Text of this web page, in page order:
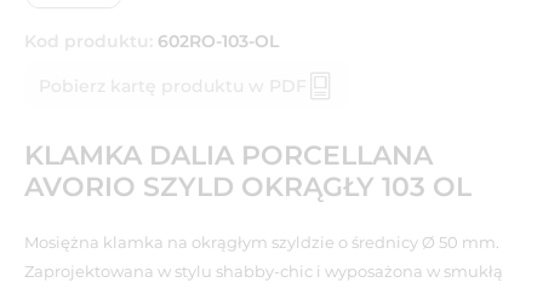
Kod produktu: 602RO-103-OL
Pobierz kartę produktu w PDF
KLAMKA DALIA PORCELLANA
AVORIO SZYLD OKRĄGŁY 103 OL
Mosiężna klamka na okrągłym szyldzie o średnicy Ø 50 mm.
Zaprojektowana w stylu shabby-chic i wyposażona w smukłą